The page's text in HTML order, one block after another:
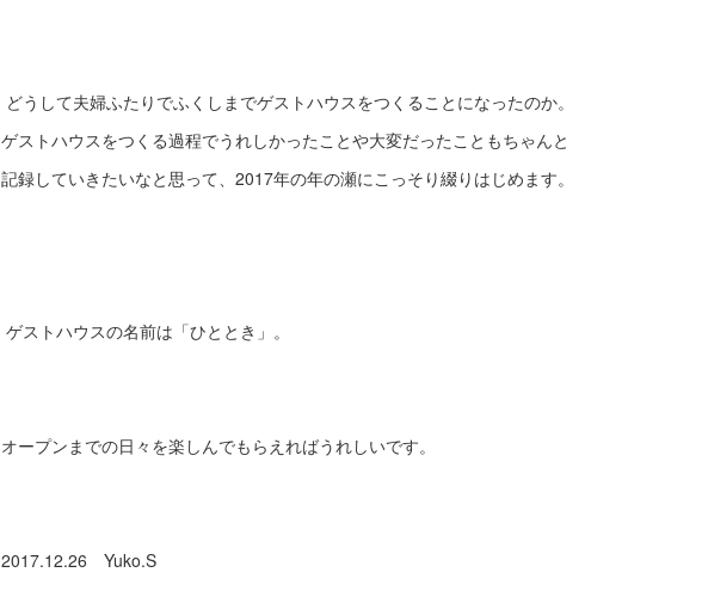
どうして夫婦ふたりでふくしまでゲストハウスをつくることになったのか。
ゲストハウスをつくる過程でうれしかったことや大変だったこともちゃんと
記録していきたいなと思って、2017年の年の瀬にこっそり綴りはじめます。
ゲストハウスの名前は「ひととき」。
オープンまでの日々を楽しんでもらえればうれしいです。
2017.12.26 Yuko.S